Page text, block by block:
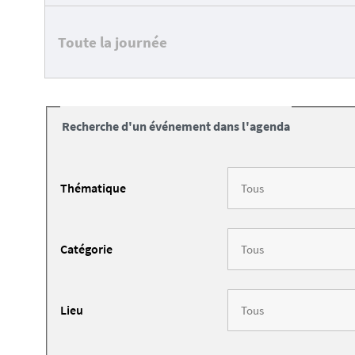
Toute la journée
Recherche d'un événement dans l'agenda
Thématique
Catégorie
Lieu